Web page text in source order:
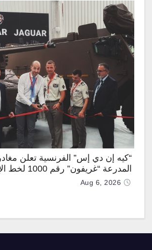
“كيه إن دي إس” الفرنسية تعلن
المدرعة “غريفون” رقم 1000 لخط الإنتاج
Aug 6, 2026